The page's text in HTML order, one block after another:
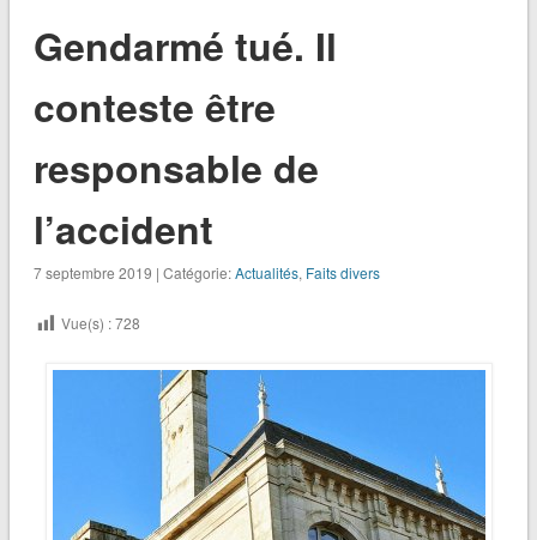
Gendarmé tué. Il
conteste être
responsable de
l’accident
7 septembre 2019 | Catégorie:Actualités, Faits divers
Vue(s) :728